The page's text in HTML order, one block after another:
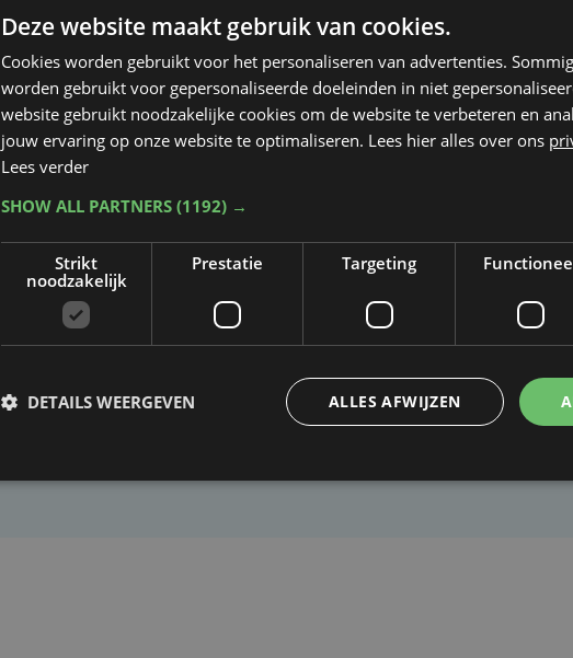
Taalfout opgemerkt?
Heb je een taal- of schrijffout opgemerkt in dit
Deze website maakt gebruik van cookies.
Cookies worden gebruikt voor het personaliseren van advertenties.
worden gebruikt voor gepersonaliseerde doeleinden in niet
website gebruikt noodzakelijke cookies om de website te verbeteren en
jouw ervaring op onze website te optimaliseren. Lees hier alles over ons
Lees verder
SHOW ALL PARTNERS (1192) →
Strikt
noodzakelijk
Prestatie Targeting
ALLES AFWIJZEN
DETAILS WEERGEVEN